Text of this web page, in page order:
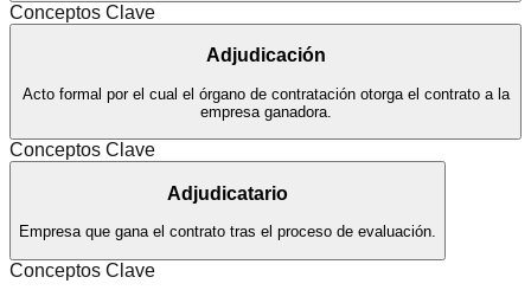
Conceptos Clave
Adjudicación
Acto formal por el cual el órgano de contratación otorga el contrato a la
empresa ganadora.
Conceptos Clave
Adjudicatario
Empresa que gana el contrato tras el proceso de evaluación.
Conceptos Clave